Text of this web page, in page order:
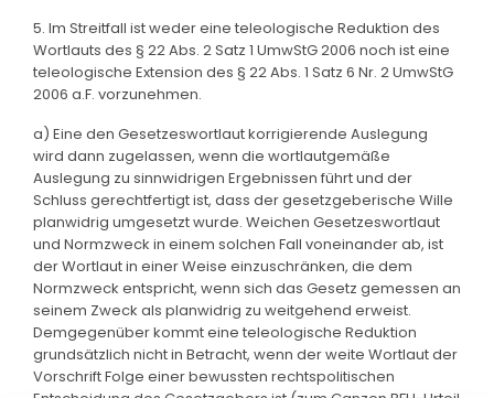
5. Im Streitfall ist weder eine teleologische Reduktion des
Wortlauts des § 22 Abs. 2 Satz 1 UmwStG 2006 noch ist eine
teleologische Extension des § 22 Abs. 1 Satz 6 Nr. 2 UmwStG
2006 a.F. vorzunehmen.
a) Eine den Gesetzeswortlaut korrigierende Auslegung
wird dann zugelassen, wenn die wortlautgemäße
Auslegung zu sinnwidrigen Ergebnissen führt und der
Schluss gerechtfertigt ist, dass der gesetzgeberische Wille
planwidrig umgesetzt wurde. Weichen Gesetzeswortlaut
und Normzweck in einem solchen Fall voneinander ab, ist
der Wortlaut in einer Weise einzuschränken, die dem
Normzweck entspricht, wenn sich das Gesetz gemessen an
seinem Zweck als planwidrig zu weitgehend erweist.
Demgegenüber kommt eine teleologische Reduktion
grundsätzlich nicht in Betracht, wenn der weite Wortlaut der
Vorschrift Folge einer bewussten rechtspolitischen